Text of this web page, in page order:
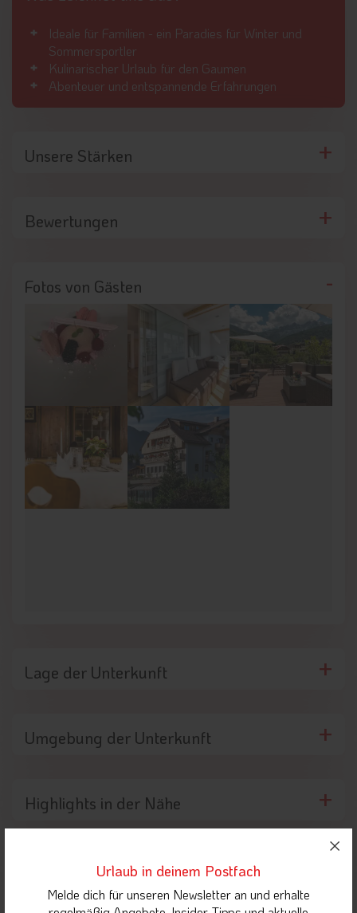
Ideale für Familien - ein Paradies für Winter und
Sommersportler
Kulinarischer Urlaub für den Gaumen
Abenteuer und entspannende Erfahrungen
Unsere Stärken
Bewertungen
Fotos von Gästen
Lage der Unterkunft
Umgebung der Unterkunft
Highlights in der Nähe
Orte in DolomitenUrlaub in deinem Postfach
Melde dich für unseren Newsletter an und erhalte